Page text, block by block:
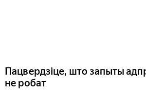
Пацвердзіце, што запыты
не робат